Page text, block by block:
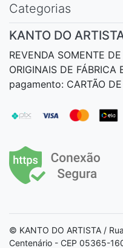
Categorias
KANTO DO
REVENDA SOMENTE
ORIGINAIS DE
pagamento: CARTÃO
© KANTO DO ARTISTA /
Centenário - CEP 05365-